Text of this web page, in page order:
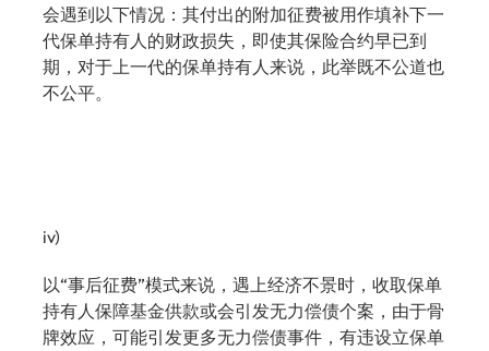
会遇到以下情况：其付出的附加征费被用作填补下一
代保单持有人的财政损失，即使其保险合约早已到
期，对于上一代的保单持有人来说，此举既不公道也
不公平。
iv)
以“事后征费”模式来说，遇上经济不景时，收取保单
持有人保障基金供款或会引发无力偿债个案，由于骨
牌效应，可能引发更多无力偿债事件，有违设立保单